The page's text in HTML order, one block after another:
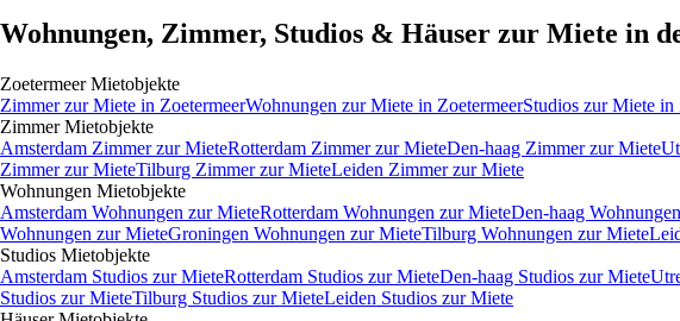
Wohnungen, Zimmer, Studios & Häuser zur Miete in
Zoetermeer Mietobjekte
Zimmer zur Miete in ZoetermeerWohnungen zur Miete in ZoetermeerStudios zur Miete in
Zimmer Mietobjekte
Amsterdam Zimmer zur MieteRotterdam Zimmer zur MieteDen-haag Zimmer zur Miete
Zimmer zur MieteTilburg Zimmer zur MieteLeiden Zimmer zur Miete
Wohnungen Mietobjekte
Amsterdam Wohnungen zur MieteRotterdam Wohnungen zur MieteDen-haag
Wohnungen zur MieteGroningen Wohnungen zur MieteTilburg Wohnungen zur Miete
Studios Mietobjekte
Amsterdam Studios zur MieteRotterdam Studios zur MieteDen-haag Studios zur Miete
Studios zur MieteTilburg Studios zur MieteLeiden Studios zur Miete